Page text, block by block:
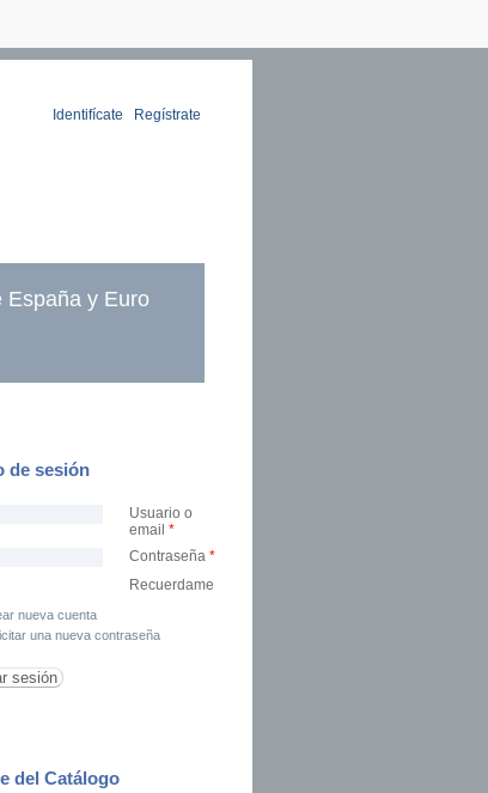
Identifícate Regístrate
España y Euro
de sesión
Usuario o
email *
Contraseña *
Recuerdame
nueva cuenta
una nueva contraseña
del Catálogo